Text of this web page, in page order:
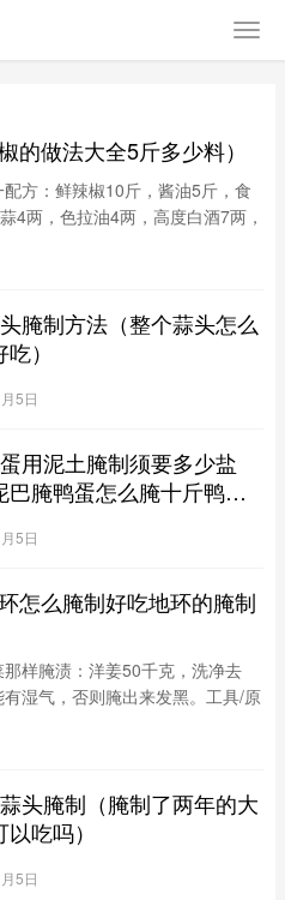
的做法大全5斤多少料）
方：鲜辣椒10斤，酱油5斤，食
4两，色拉油4两，高度白酒7两，
腌制方法（整个蒜头怎么
）
5日
用泥土腌制须要多少盐
巴腌鸭蛋怎么腌十斤鸭蛋
5日
怎么腌制好吃地环的腌制
样腌渍：洋姜50千克，洗净去
湿气，否则腌出来发黑。工具/原
上，不能有湿气，否则腌出来发
头腌制（腌制了两年的大
吃吗）
5日